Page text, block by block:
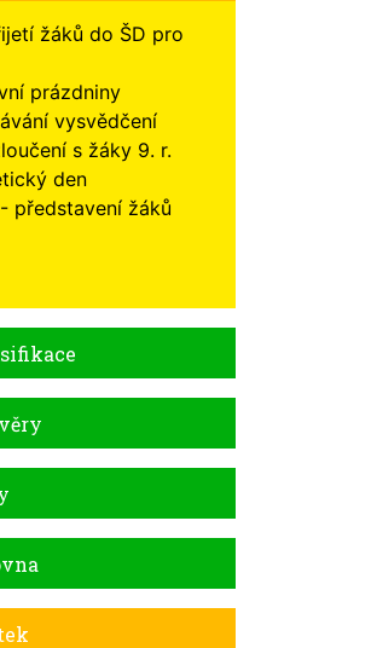
žáků do ŠD pro
prázdniny
vysvědčení
s žáky 9. r.
den
představení žáků